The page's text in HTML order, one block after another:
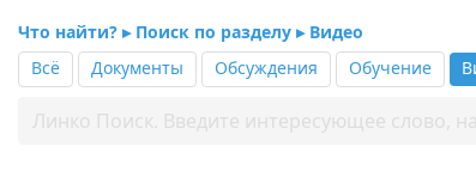
Что найти? ▸ Поиск по разделу ▸ Видео
Всё
Документы Обсуждения Обучение